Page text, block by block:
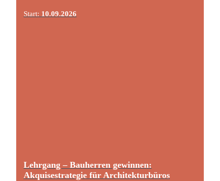
Start: 10.09.2026
Lehrgang – Bauherren gewinnen:
Akquisestrategie für Architekturbüros